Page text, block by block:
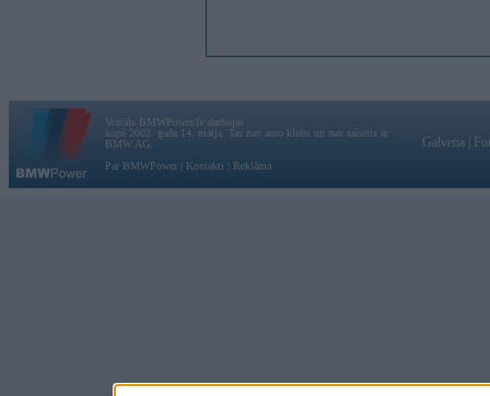
Vortāls BMWPower.lv darbojas
kopš 2002. gada 14. maija. Tas nav auto klubs un nav saistīts ar
BMW AG.
Par BMWPower
Kontakti Reklāma
Galvena